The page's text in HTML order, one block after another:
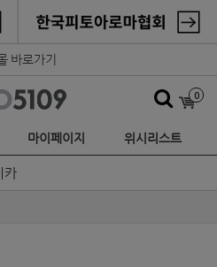
바로가기
0
마이페이지 위시리스트
카